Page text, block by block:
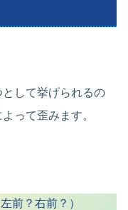
して挙げられるの
よって歪みます。
前？右前？）